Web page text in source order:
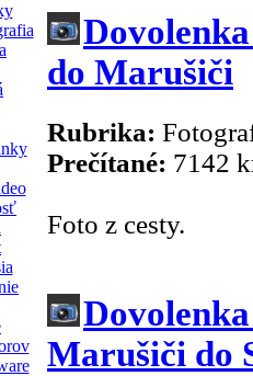
do Marušiči
Rubrika:
Prečítané: 7142
Foto z cesty.
Marušiči do